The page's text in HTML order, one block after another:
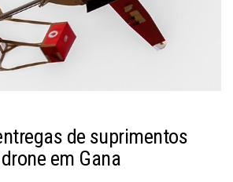
de suprimentos
em Gana